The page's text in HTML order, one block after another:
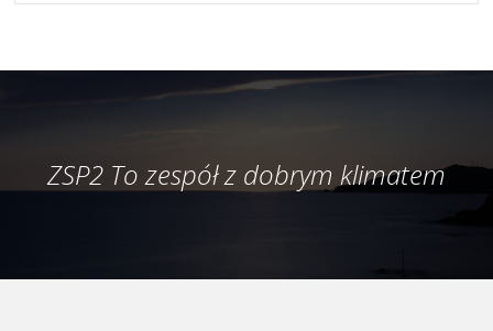
ZSP2 To zespół z dobrym klimatem